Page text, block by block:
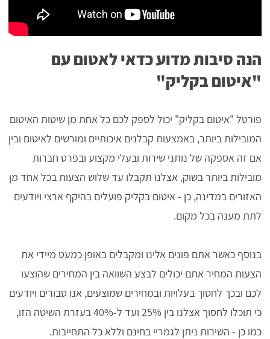
הנה סיבות מדוע כדאי לאטום עם
"איטום בקליק"
פורטל "איטום בקליק" יכול לספק לכם כל אחת מן שיטות האיטום
המובילות ביותר, באמצעות קבלנים איכותיים ומורשים לאיטום ובין
אם זה אספקה של נותני שירות ובעלי מקצוע ובפרט חברות
מובילות ביותר בשוק, אצלנו תקבלו עד שלוש הצעות בכל אחד מן
האזורים במדינה, כן - איטום בקליק פועלים בהיקף ארצי ויודעים
לתת מענה בכל מקום.
בנוסף כאשר אתם פונים אלינו ומקבלים באופן כמעט מיידי את
הצעות המחיר אתם יכולים לבצע השוואה בין המחירים שהוצעו
לכם ובכך לחסוך בעלויות ובמחירים שמוצעים, אנו סבורים ויודעים
כי תוכלו לחסוך אצלנו בין 25% ועד ל-40% בעזרת השיטה הזו,
כמו כן - השירות ניתן לגמריי בחינם וללא כל התחייבות.